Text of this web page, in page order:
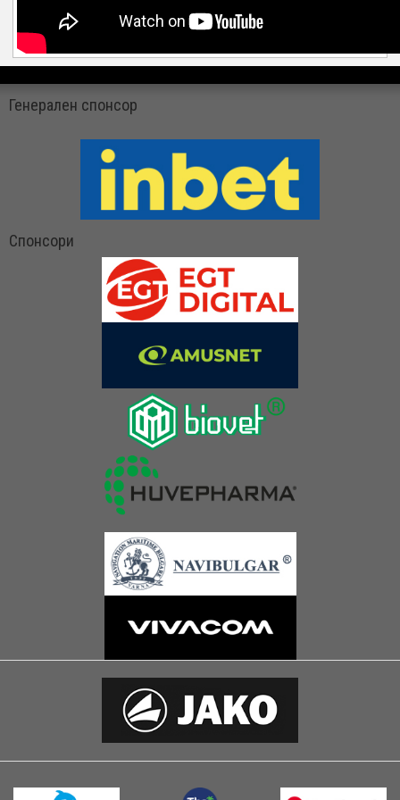
Генерален спонсор
Спонсори